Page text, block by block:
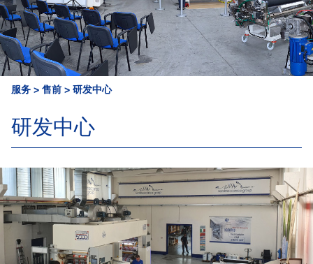
服务 > 售前 > 研发中心
研发中心